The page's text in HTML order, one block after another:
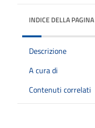
INDICE DELLA PAGINA
Descrizione
A cura di
Contenuti correlati